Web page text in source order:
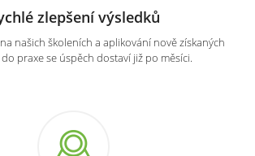
zlepšení výsledků
našich školeních a aplikování nově získaných
praxe se úspěch dostaví již po měsíci.